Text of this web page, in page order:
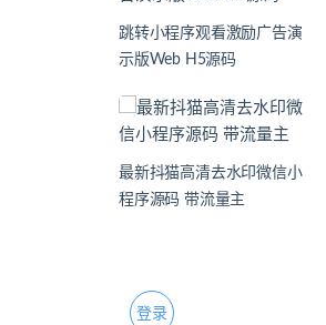
跳转小程序观看激励广告演
示版Web H5源码
最新抖猫高清去水印微信小
程序源码 带流量主
登录